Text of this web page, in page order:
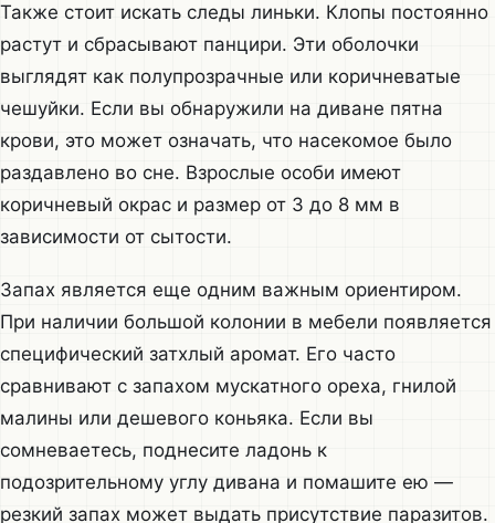
Также стоит искать следы линьки. Клопы постоянно
растут и сбрасывают панцири. Эти оболочки
выглядят как полупрозрачные или коричневатые
чешуйки. Если вы обнаружили на диване пятна
крови, это может означать, что насекомое было
раздавлено во сне. Взрослые особи имеют
коричневый окрас и размер от 3 до 8 мм в
зависимости от сытости.
Запах является еще одним важным ориентиром.
При наличии большой колонии в мебели появляется
специфический затхлый аромат. Его часто
сравнивают с запахом мускатного ореха, гнилой
малины или дешевого коньяка. Если вы
сомневаетесь, поднесите ладонь к
подозрительному углу дивана и помашите ею —
резкий запах может выдать присутствие паразитов.